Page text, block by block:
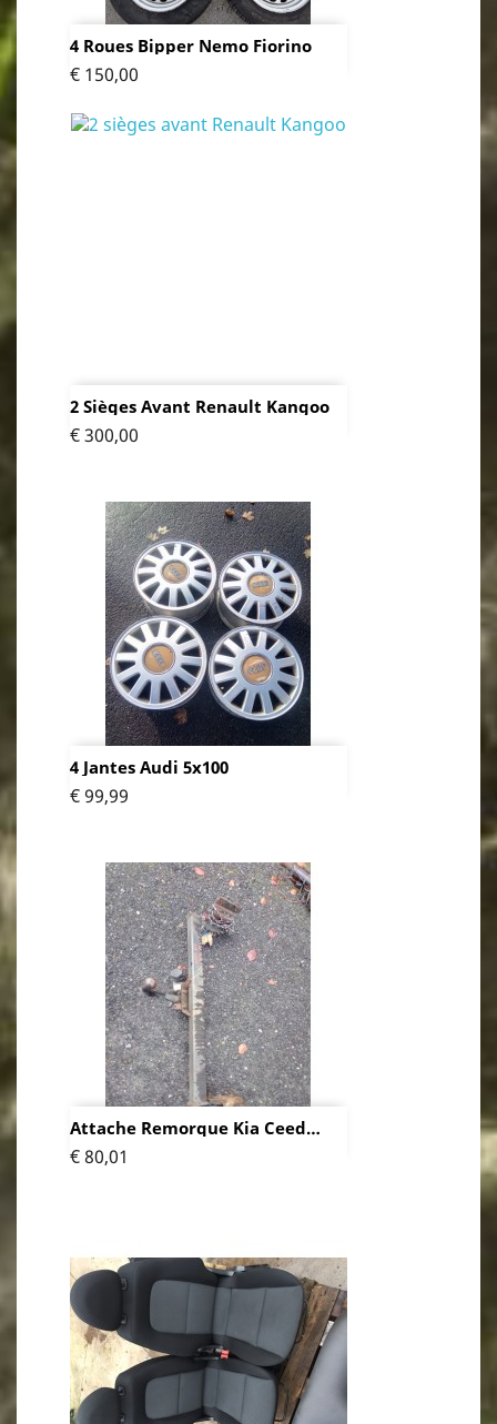
4 Roues Bipper Nemo Fiorino
Prijs
€ 150,00
2 Sièges Avant Renault Kangoo
Prijs
€ 300,00
4 Jantes Audi 5x100
Prijs
€ 99,99
Attache Remorque Kia Ceed
Break
Prijs
€ 80,01